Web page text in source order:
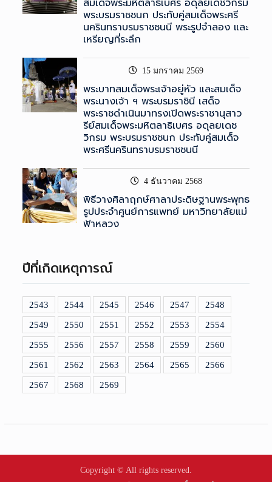
สมเด็จพระมหิตลาธิเบศร อดุลยเดชวิกรม
พระบรมราชชนก ประทับคู่สมเด็จพระศรี
นครินทราบรมราชชนนี พระรูปจำลอง และ
เหรียญที่ระลึก
15 มกราคม 2569
พระบาทสมเด็จพระเจ้าอยู่หัว และสมเด็จ
พระนางเจ้า ฯ พระบรมราชินี เสด็จ
พระราชดำเนินมาทรงเปิดพระราชานุสาว
รีย์สมเด็จพระมหิตลาธิเบศร อดุลยเดช
วิกรม พระบรมราชชนก ประทับคู่สมเด็จ
พระศรีนครินทราบรมราชชนนี
4 ธันวาคม 2568
พิธีวางศิลาฤกษ์ศาลาประดิษฐานพระพุทธ
รูปประจำศูนย์การแพทย์ มหาวิทยาลัยแม่
ฟ้าหลวง
ปีที่เกิดเหตุการณ์
2543 2544 2545 2546 2547 2548
2549 2550 2551 2552 2553 2554
2555 2556 2557 2558 2559 2560
2561 2562 2563 2564 2565 2566
2567 2568 2569
Copyright © All rights reserved.